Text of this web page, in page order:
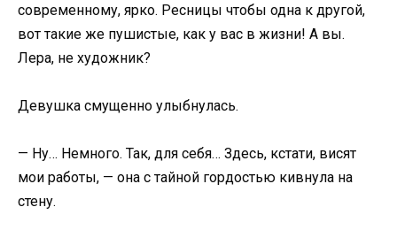
современному, ярко. Ресницы чтобы одна к другой,
вот такие же пушистые, как у вас в жизни! А вы.
Лера, не художник?
Девушка смущенно улыбнулась.
— Ну… Немного. Так, для себя… Здесь, кстати, висят
мои работы, — она с тайной гордостью кивнула на
стену.